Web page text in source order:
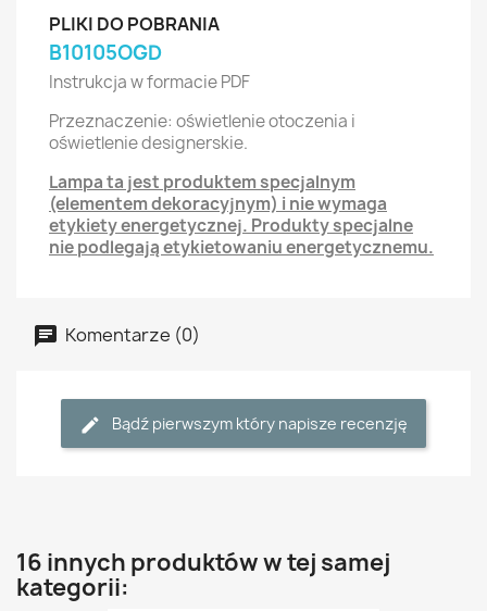
PLIKI DO POBRANIA
B10105OGD
Instrukcja w formacie PDF
Przeznaczenie: oświetlenie otoczenia i
oświetlenie designerskie.
Lampa ta jest produktem specjalnym
(elementem dekoracyjnym) i nie wymaga
etykiety energetycznej. Produkty specjalne
nie podlegają etykietowaniu energetycznemu.
Komentarze (0)
Bądź pierwszym który napisze recenzję
16 innych produktów w tej samej
kategorii: